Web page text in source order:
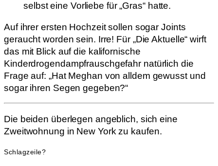
selbst eine Vorliebe für „Gras“ hatte.
Auf ihrer ersten Hochzeit sollen sogar Joints
geraucht worden sein. Irre! Für „Die Aktuelle“ wirft
das mit Blick auf die kalifornische
Kinderdrogendampfrauschgefahr natürlich die
Frage auf: „Hat Meghan von alldem gewusst und
sogar ihren Segen gegeben?“
Die beiden überlegen angeblich, sich eine
Zweitwohnung in New York zu kaufen.
Schlagzeile?